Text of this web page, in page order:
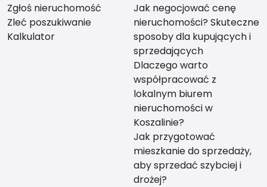
Zgłoś nieruchomość
Zleć poszukiwanie
Kalkulator
Jak negocjować cenę
nieruchomości? Skuteczne
sposoby dla kupujących i
sprzedających
Dlaczego warto
współpracować z
lokalnym biurem
nieruchomości w
Koszalinie?
Jak przygotować
mieszkanie do sprzedaży,
aby sprzedać szybciej i
drożej?